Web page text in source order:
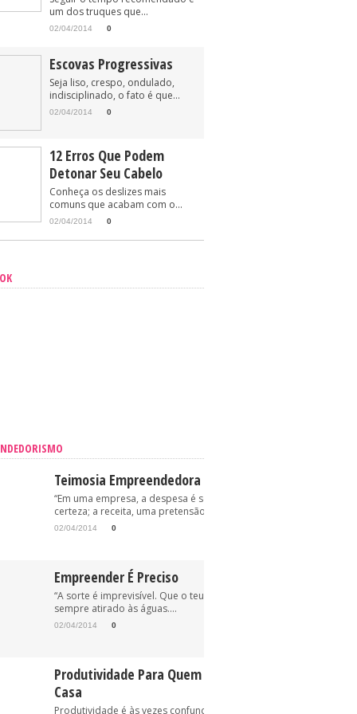
um dos truques que...
02/04/2014 0
Escovas Progressivas
Seja liso, crespo, ondulado,
indisciplinado, o fato é que...
02/04/2014 0
12 Erros Que Podem
Detonar Seu Cabelo
Conheça os deslizes mais
comuns que acabam com o...
02/04/2014 0
Teimosia Empreendedora
“Em uma empresa, a despesa é sempre uma
certeza; a receita, uma pretensão.” (Oriovisto...
02/04/2014 0
Empreender É Preciso
“A sorte é imprevisível. Que o teu anzol esteja, pois,
sempre atirado às águas....
02/04/2014 0
Produtividade Para Quem Trabalha Em
Casa
Produtividade é às vezes confundida com “trabalhe